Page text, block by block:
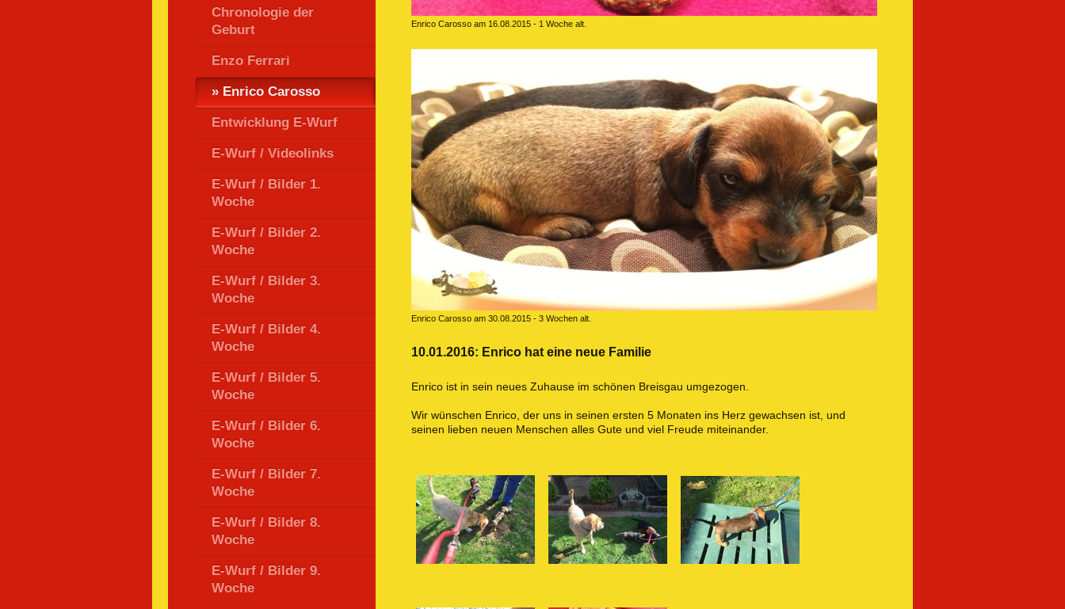
Enrico Carosso am 16.08.2015 - 1 Woche alt.
Enrico Carosso am 30.08.2015 - 3 Wochen alt.
10.01.2016: Enrico hat eine neue Familie
Enrico ist in sein neues Zuhause im schönen Breisgau umgezogen.
Wir wünschen Enrico, der uns in seinen ersten 5 Monaten ins Herz gewachsen ist, und
seinen lieben neuen Menschen alles Gute und viel Freude miteinander.
Chronologie der
Geburt
Enzo Ferrari
Enrico Carosso
Entwicklung E-Wurf
E-Wurf / Videolinks
E-Wurf / Bilder 1.
Woche
E-Wurf / Bilder 2.
Woche
E-Wurf / Bilder 3.
Woche
E-Wurf / Bilder 4.
Woche
E-Wurf / Bilder 5.
Woche
E-Wurf / Bilder 6.
Woche
E-Wurf / Bilder 7.
Woche
E-Wurf / Bilder 8.
Woche
E-Wurf / Bilder 9.
Woche